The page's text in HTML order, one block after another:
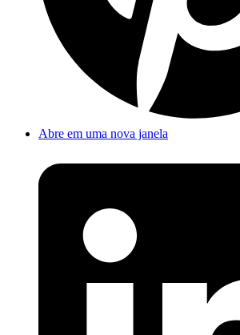
Abre em uma nova janela